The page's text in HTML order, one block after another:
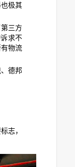
极其
三方
求不
有物流
德邦
志，